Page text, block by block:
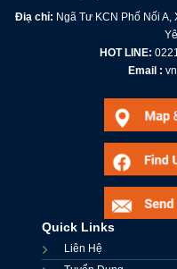
Điạ chỉ: Ngã Tư KCN Phố Nối
HOT LINE:
Email :
Quick Links
Liên Hệ